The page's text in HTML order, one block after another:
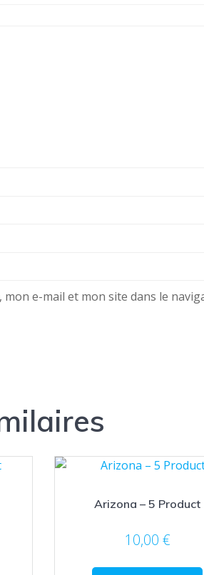
e-mail et mon site dans le
Arizona – 5 Product
10,00 €